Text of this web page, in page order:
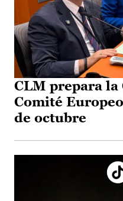
CLM prepara la
Comité
de octubre